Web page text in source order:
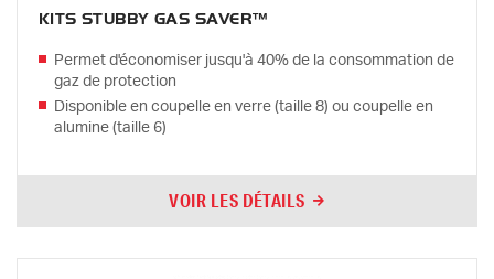
KITS STUBBY GAS SAVER™
Permet d'économiser jusqu'à 40% de la consommation de
gaz de protection
Disponible en coupelle en verre (taille 8) ou coupelle en
alumine (taille 6)
VOIR LES DÉTAILS